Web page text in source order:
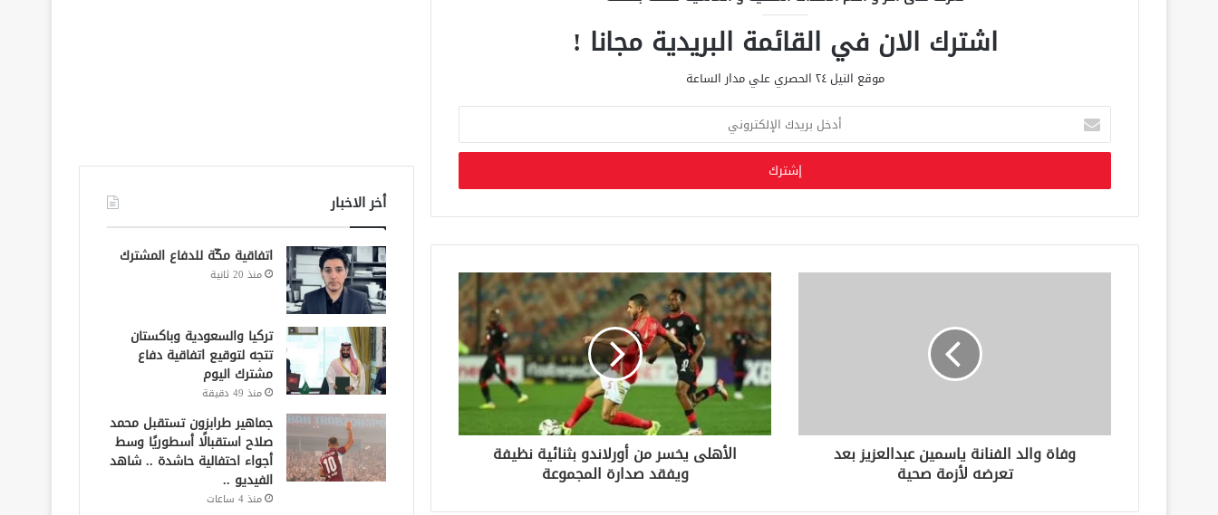
اشترك الان في القائمة البريدية مجانا !
موقع النيل ٢٤ الحصري علي مدار الساعة
خ
ب
د
ك
ن
وفاة والد الفنانة ياسمين عبدالعزيز بعد
تعرضه لأزمة صحية
الأهلى يخسر من أورلاندو بثنائية نظيفة
ويفقد صدارة المجموعة
أخر الاخبار
اتفاقية مكّة للدفاع المشترك
منذ 20 ثانية
تركيا والسعودية وباكستان
تتجه لتوقيع اتفاقية دفاع
مشترك اليوم
منذ 49 دقيقة
جماهير طرابزون تستقبل محمد
صلاح استقبالًا أسطوريًا وسط
أجواء احتفالية حاشدة .. شاهد
الفيديو ..
منذ 4 ساعات